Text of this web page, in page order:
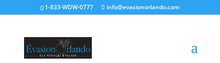
1-833-WDW-0777 info@evasionorlando.com